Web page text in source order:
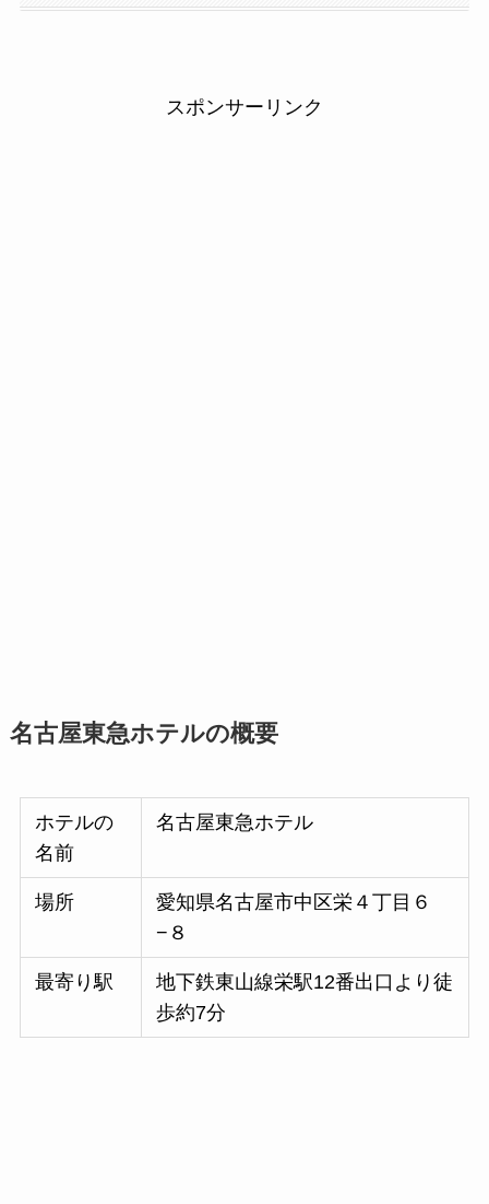
スポンサーリンク
名古屋東急ホテルの概要
ホテルの
名前
名古屋東急ホテル
場所
愛知県名古屋市中区栄４丁目６
−８
最寄り駅
地下鉄東山線栄駅12番出口より徒
歩約7分